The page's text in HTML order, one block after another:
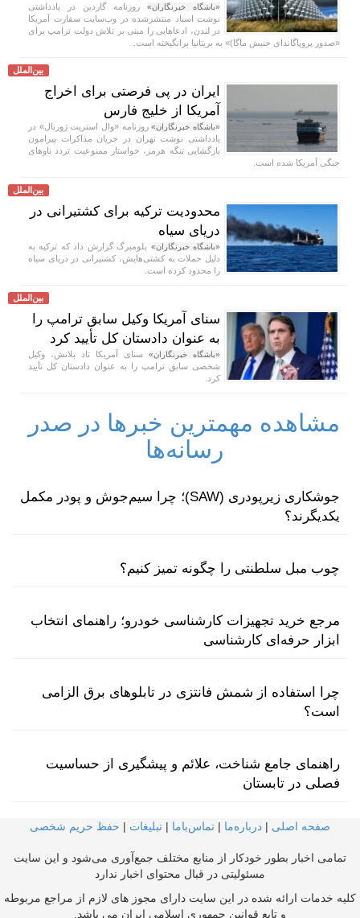
«باشگاه خبرنگاران» روزنامه گاردین در یادداشتی
نوشت اسناد منتشرشده در وب‌سایت سفارت آمریکا
در لندن، ادعا‌هایی را مبنی بر تلاش دولت ترامپ برای
«صدور پروپاگاندای جنبش ماگا)» به بریتانیا برانگیخته است.
بین‌الملل
ایران در پی فرصتی برای اخراج
آمریکا از خلیج فارس
«باشگاه خبرنگاران»روزنامه «وال استریت ژورنال» در
یادداشتی نوشت تهران در جریان مذاکرات پیرامون
بازگشایی تنگه هرمز، خواستار ممنوعیت تردد ناو‌های
جنگی آمریکا شده است.
بین‌الملل
محدودیت ترکیه برای کشتیرانی در
دریای سیاه
«باشگاه خبرنگاران» بلومبرگ گزارش داد که ترکیه به
دلیل حملات به کشتی‌هایش، کشتیرانی در دریای سیاه
را محدود کرده است.
بین‌الملل
سنای آمریکا وکیل سابق ترامپ را
به عنوان دادستان کل تأیید کرد
«باشگاه خبرنگاران» سنای آمریکا تاد بلانش، وکیل
شخصی سابق ترامپ را به عنوان دادستان کل تأیید
کرد.
مشاهده مهمترین خبرها در صدر
رسانه‌ها
جوشکاری زیرپودری (SAW)؛ چرا سیم‌جوش و پودر مکمل
یکدیگرند؟
چوب مبل سلطنتی را چگونه تمیز کنیم؟
مرجع خرید تجهیزات کارشناسی خودرو؛ راهنمای انتخاب
ابزار حرفه‌ای کارشناسی
چرا استفاده از شمش فانتزی در تابلوهای برق الزامی
است؟
راهنمای جامع شناخت، علائم و پیشگیری از حساسیت
فصلی در تابستان
صفحه اصلی | درباره‌ما | تماس‌با‌ما | تبلیغات | حفظ حریم شخصی
تمامی اخبار بطور خودکار از منابع مختلف جمع‌آوری می‌شود و این سایت
مسئولیتی در قبال محتوای اخبار ندارد
کلیه خدمات ارائه شده در این سایت دارای مجوز های لازم از مراجع مربوطه
و تابع قوانین جمهوری اسلامی ایران می باشد.